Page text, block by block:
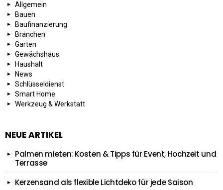
Allgemein
Bauen
Baufinanzierung
Branchen
Garten
Gewächshaus
Haushalt
News
Schlüsseldienst
Smart Home
Werkzeug & Werkstatt
NEUE ARTIKEL
Palmen mieten: Kosten & Tipps für Event, Hochzeit und
Terrasse
Kerzensand als flexible Lichtdeko für jede Saison